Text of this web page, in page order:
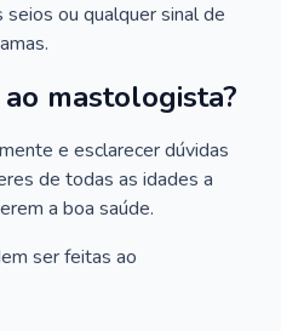
ou qualquer sinal de
mastologista?
e esclarecer dúvidas
de todas as idades a
a boa saúde.
ser feitas ao